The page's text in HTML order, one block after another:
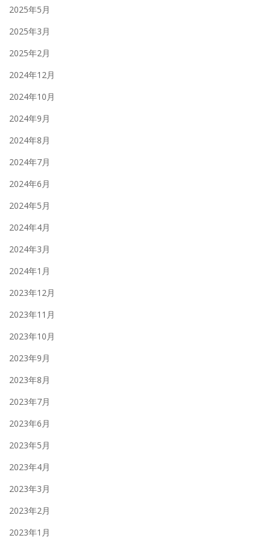
2025年5月
2025年3月
2025年2月
2024年12月
2024年10月
2024年9月
2024年8月
2024年7月
2024年6月
2024年5月
2024年4月
2024年3月
2024年1月
2023年12月
2023年11月
2023年10月
2023年9月
2023年8月
2023年7月
2023年6月
2023年5月
2023年4月
2023年3月
2023年2月
2023年1月